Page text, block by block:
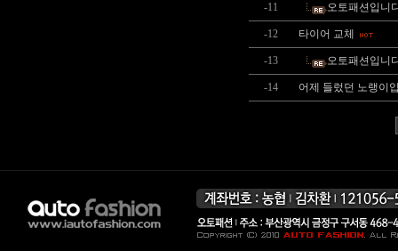
-11 오토패션입니
-12 타이어 교체
-13 오토패션입니
-14 어제 들렀던 노랭이